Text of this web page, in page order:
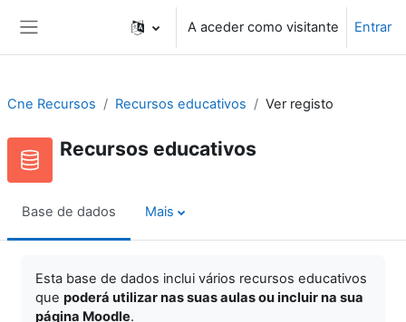
A aceder como visitante Entrar
Cne Recursos Recursos educativos Ver registo
Recursos educativos
Base de dados Mais
Esta base de dados inclui vários recursos educativos
que poderá utilizar nas suas aulas ou incluir na sua
página Moodle.